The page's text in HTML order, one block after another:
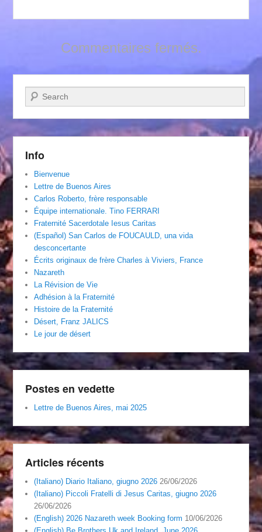
Commentaires fermés.
Recherche
Info
Bienvenue
Lettre de Buenos Aires
Carlos Roberto, frère responsable
Équipe internationale. Tino FERRARI
Fraternité Sacerdotale Iesus Caritas
(Español) San Carlos de FOUCAULD, una vida
desconcertante
Écrits originaux de frère Charles à Viviers, France
Nazareth
La Révision de Vie
Adhésion à la Fraternité
Histoire de la Fraternité
Désert, Franz JALICS
Le jour de désert
Postes en vedette
Lettre de Buenos Aires, mai 2025
Articles récents
(Italiano) Diario Italiano, giugno 2026 26/06/2026
(Italiano) Piccoli Fratelli di Jesus Caritas, giugno 2026
26/06/2026
(English) 2026 Nazareth week Booking form 10/06/2026